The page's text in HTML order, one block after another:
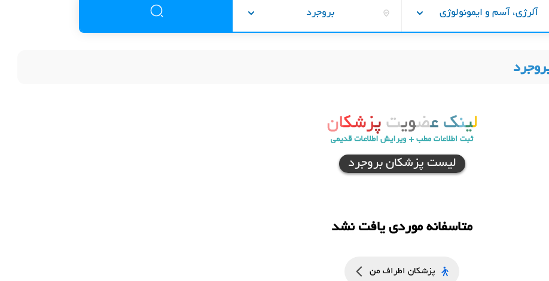
آلرژی، آسم و ایمونولوژی بروجرد
لیست پزشکان بروجرد
متاسفانه موردی یافت نشد
پزشکان اطراف من